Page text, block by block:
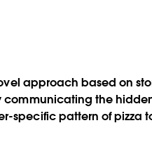
approach based on
the
specific pattern of pizza